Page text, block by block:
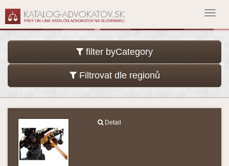
filter byCategory
Filtrovat dle regionů
Detail